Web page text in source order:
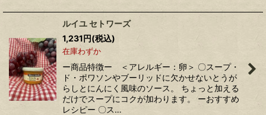
ルイユ セトワーズ
1,231円(税込)
在庫わずか
ー商品特徴ー ＜アレルギー：卵＞ 〇スープ・
ド・ポワソンやブーリッドに欠かせないとうが
らしとにんにく風味のソース。 ちょっと加える
だけでスープにコクが加わります。 ーおすすめ
レシピー 〇ス…